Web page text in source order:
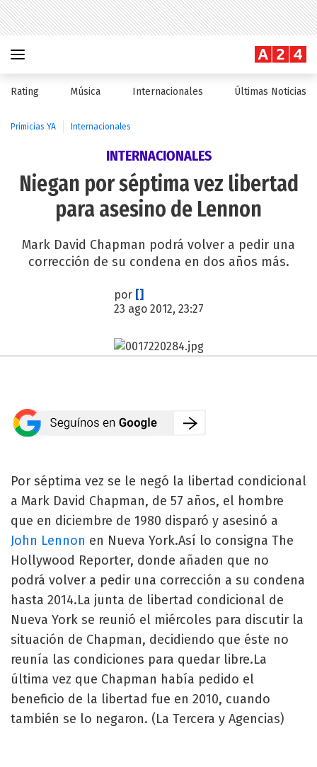
Rating Música Internacionales Últimas Noticias
Primicias YA Internacionales
INTERNACIONALES
Niegan por séptima vez libertad
para asesino de Lennon
Mark David Chapman podrá volver a pedir una
corrección de su condena en dos años más.
por []
23 ago 2012, 23:27
Por séptima vez se le negó la libertad condicional
a Mark David Chapman, de 57 años, el hombre
que en diciembre de 1980 disparó y asesinó a
John Lennon en Nueva York.Así lo consigna The
Hollywood Reporter, donde añaden que no
podrá volver a pedir una corrección a su condena
hasta 2014.La junta de libertad condicional de
Nueva York se reunió el miércoles para discutir la
situación de Chapman, decidiendo que éste no
reunía las condiciones para quedar libre.La
última vez que Chapman había pedido el
beneficio de la libertad fue en 2010, cuando
también se lo negaron. (La Tercera y Agencias)